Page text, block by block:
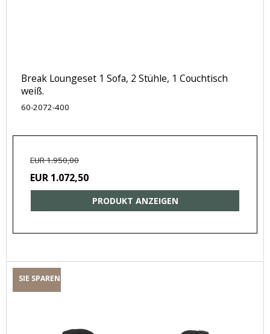
Break Loungeset 1 Sofa, 2 Stühle, 1 Couchtisch
weiß.
60-2072-400
EUR 1.950,00
EUR 1.072,50
PRODUKT ANZEIGEN
SIE SPAREN